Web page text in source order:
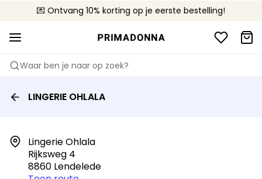
💌 Ontvang 10% korting op je eerste bestelling!
🚚 Gratis bezorging boven €90
📦 Gratis retourneren
Waar ben je naar op zoek?
LINGERIE OHLALA
Lingerie Ohlala
Rijksweg 4
8860 Lendelede